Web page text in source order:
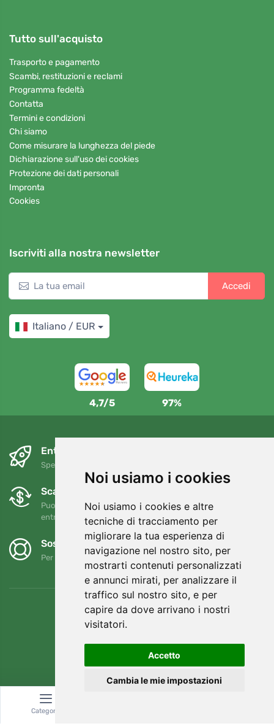
Noi usiamo i cookies
Noi usiamo i cookies e altre
tecniche di tracciamento per
migliorare la tua esperienza di
navigazione nel nostro sito, per
mostrarti contenuti personalizzati
e annunci mirati, per analizzare il
traffico sul nostro sito, e per
capire da dove arrivano i nostri
visitatori.
Accetto
Cambia le mie impostazioni
Tutto sull'acquisto
Trasporto e pagamento
Scambi, restituzioni e reclami
Programma fedeltà
Contatta
Termini e condizioni
Chi siamo
Come misurare la lunghezza del piede
Dichiarazione sull'uso dei cookies
Protezione dei dati personali
Impronta
Cookies
Iscriviti alla nostra newsletter
Accedi
Italiano / EUR
4,7/5 97%
Entro il giorno successivo e gratuitamente
Spedizione gratuita per ordini superiori a 80 EUR
Scambi e resi gratuiti
Puoi restituire o cambiare il tuo ordine in qualsiasi momento
entro 90 giorni
Sosteniamo Trees.org
Per ogni ordine piantiamo un albero! Leggi di piùChi siamo
Categoria